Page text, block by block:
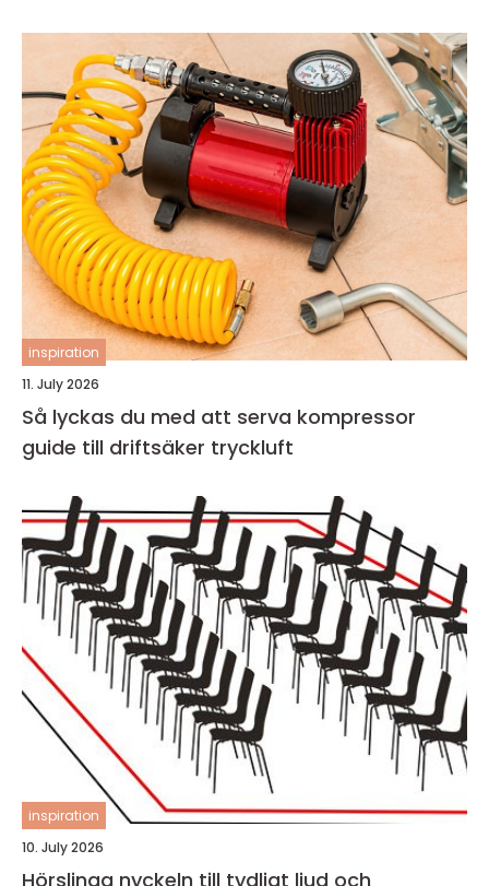
inspiration
11. July 2026
Så lyckas du med att serva kompressor
guide till driftsäker tryckluft
inspiration
10. July 2026
Hörslinga nyckeln till tydligt ljud och